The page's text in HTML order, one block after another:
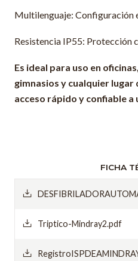
Multilenguaje: Configuración
Resistencia IP55: Protección
Es ideal para uso en
gimnasios y cualquier lugar
acceso rápido y confiable a
FICHA
Triptico-Mindray2.pdf